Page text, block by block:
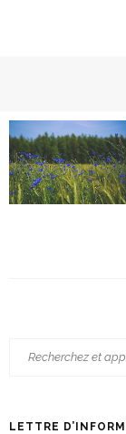
LETTRE